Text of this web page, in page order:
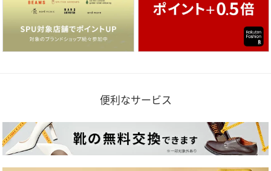
便利なサービス